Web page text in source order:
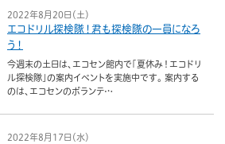
の方
2022年8月20日（土）
エコドリル探検隊！君も探検隊の一員になろ
う！
今週末の土日は、エコセン館内で「夏休み！エコドリ
ル探検隊」の案内イベントを実施中です。 案内する
のは、エコセンのボランテ…
2022年8月17日（水）